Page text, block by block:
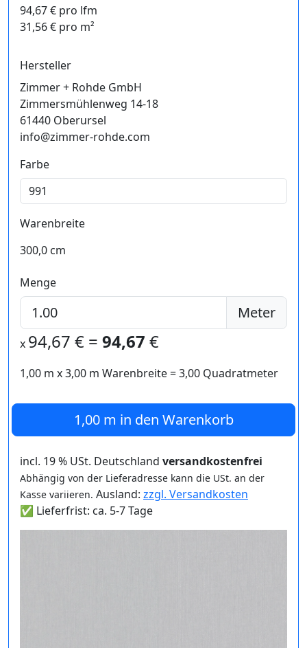
94,67 € pro lfm
31,56 € pro m²
Hersteller
Zimmer + Rohde GmbH
Zimmersmühlenweg 14-18
61440 Oberursel
info@zimmer-rohde.com
Farbe
Warenbreite
300,0 cm
Menge
Meter
x 94,67 € = 94,67 €
1,00 m x3,00 m Warenbreite =3,00 Quadratmeter
1,00 m in den Warenkorb
incl. 19 % USt. Deutschland versandkostenfrei
Abhängig von der Lieferadresse kann die USt. an der
Kasse variieren. Ausland: zzgl. Versandkosten
✅ Lieferfrist: ca. 5-7 Tage